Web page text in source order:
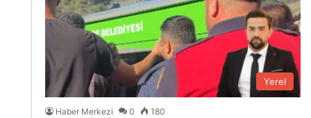
Yerel
Haber Merkezi 0 180